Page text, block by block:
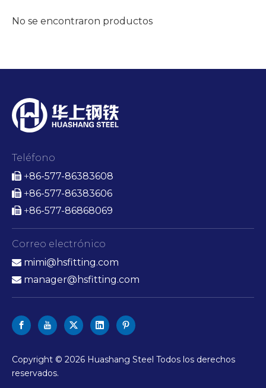
No se encontraron productos
Teléfono
 +86-577-86383608
 +86-577-86383606
 +86-577-86868069
Correo electrónico
 mimi@hsfitting.com
 manager@hsfitting.com
Copyright © 2026 Huashang Steel Todos los derechos
reservados.